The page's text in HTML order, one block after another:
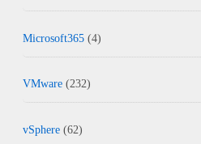
Microsoft365 (4)
VMware (232)
vSphere (62)